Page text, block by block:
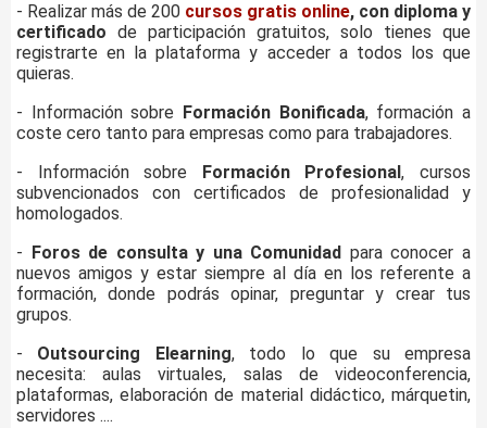
- Realizar más de 200 cursos gratis online, con diploma y
certificado de participación gratuitos, solo tienes que
registrarte en la plataforma y acceder a todos los que
quieras.
- Información sobre
Formación Bonificada, formación a
coste cero tanto para empresas como para trabajadores.
- Información sobre
Formación Profesional, cursos
subvencionados con certificados de profesionalidad y
homologados.
-
Foros de consulta y una Comunidad para conocer a
nuevos amigos y estar siempre al día en los referente a
formación, donde podrás opinar, preguntar y crear tus
grupos.
- Outsourcing Elearning, todo lo que su empresa
necesita: aulas virtuales, salas de videoconferencia,
plataformas, elaboración de material didáctico, márquetin,
servidores ....